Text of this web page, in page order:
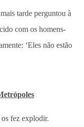
tarde perguntou à
com os homens-
‘Eles não estão
fez explodir.